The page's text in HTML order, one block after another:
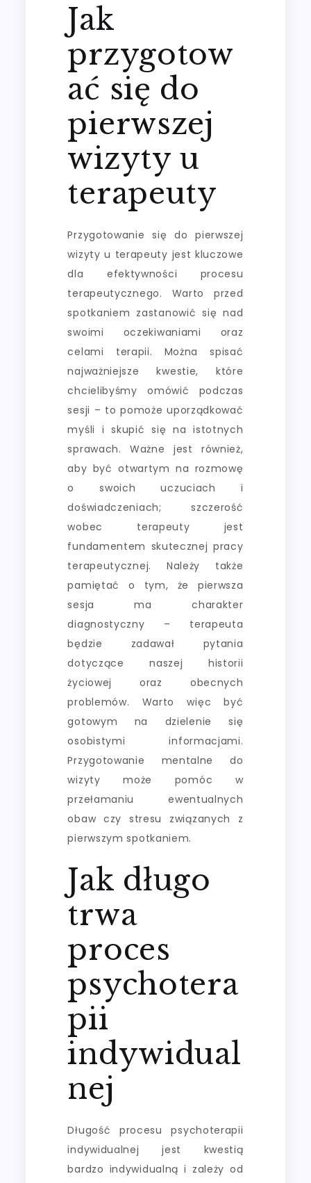
Jak
przygotow
ać się do
pierwszej
wizyty u
terapeuty
Przygotowanie się do pierwszej
wizyty u terapeuty jest kluczowe
dla efektywności procesu
terapeutycznego. Warto przed
spotkaniem zastanowić się nad
swoimi oczekiwaniami oraz
celami terapii. Można spisać
najważniejsze kwestie, które
chcielibyśmy omówić podczas
sesji – to pomoże uporządkować
myśli i skupić się na istotnych
sprawach. Ważne jest również,
aby być otwartym na rozmowę
o swoich uczuciach i
doświadczeniach; szczerość
wobec terapeuty jest
fundamentem skutecznej pracy
terapeutycznej. Należy także
pamiętać o tym, że pierwsza
sesja ma charakter
diagnostyczny – terapeuta
będzie zadawał pytania
dotyczące naszej historii
życiowej oraz obecnych
problemów. Warto więc być
gotowym na dzielenie się
osobistymi informacjami.
Przygotowanie mentalne do
wizyty może pomóc w
przełamaniu ewentualnych
obaw czy stresu związanych z
pierwszym spotkaniem.
Jak długo
trwa
proces
psychotera
pii
indywidual
nej
Długość procesu psychoterapii
indywidualnej jest kwestią
bardzo indywidualną i zależy od